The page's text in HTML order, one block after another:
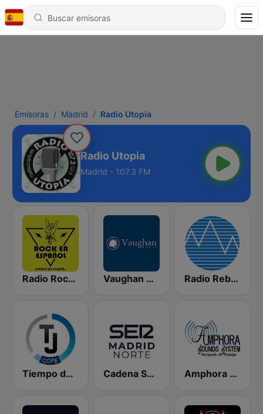
Emisoras Madrid Radio Utopia
Radio Utopia
Madrid - 107.3 FM
Radio Rock en Español Vaughan Radio Radio Rebelde FM
Tiempo de Juego Cope Directo 2 Cadena SER Madrid Norte Amphora Radio